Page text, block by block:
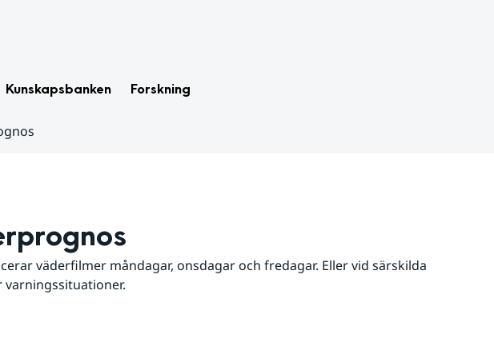
Kunskapsbanken Forskning
väderfilmer måndagar, onsdagar och fredagar. Eller vid särskilda
varningssituationer.